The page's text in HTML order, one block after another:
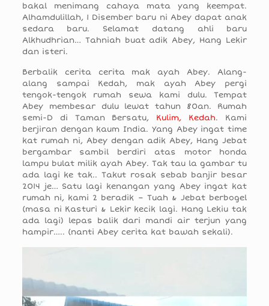
bakal menimang cahaya mata yang keempat.
Alhamdulillah, 1 Disember baru ni Abey dapat anak
sedara baru. Selamat datang ahli baru
Alkhudhrian… Tahniah buat adik Abey, Hang Lekir
dan isteri.
Berbalik cerita cerita mak ayah Abey. Alang-
alang sampai Kedah, mak ayah Abey pergi
tengok-tengok rumah sewa kami dulu. Tempat
Abey membesar dulu lewat tahun 80an. Rumah
semi-D di Taman Bersatu, Kulim, Kedah. Kami
berjiran dengan kaum India. Yang Abey ingat time
kat rumah ni, Abey dengan adik Abey, Hang Jebat
bergambar sambil berdiri atas motor honda
lampu bulat milik ayah Abey. Tak tau la gambar tu
ada lagi ke tak.. Takut rosak sebab banjir besar
2014 je… Satu lagi kenangan yang Abey ingat kat
rumah ni, kami 2 beradik – Tuah & Jebat berbogel
(masa ni Kasturi & Lekir kecik lagi. Hang Lekiu tak
ada lagi) lepas balik dari mandi air terjun yang
hampir….. (nanti Abey cerita kat bawah sekali).